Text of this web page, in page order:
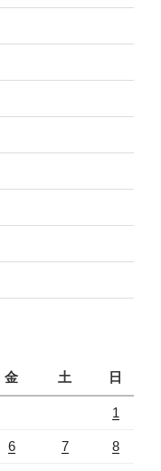
金 土 日
1
6 7 8